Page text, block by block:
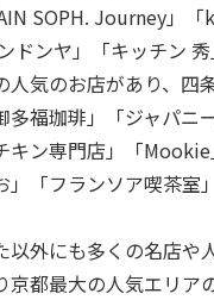
SOPH. Journey」「
ドンヤ」「キッチン 秀
人気のお店があり、四
多福珈琲」「ジャパニ
キン専門店」「
」「フランソア喫茶室
以外にも多くの名店や
京都最大の人気エリア